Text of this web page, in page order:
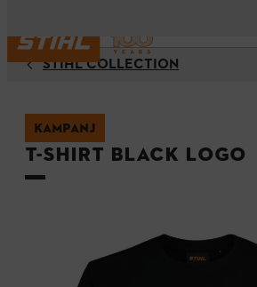
STIHL COLLECTION
KAMPANJ
T-shirt BLACK LOGO